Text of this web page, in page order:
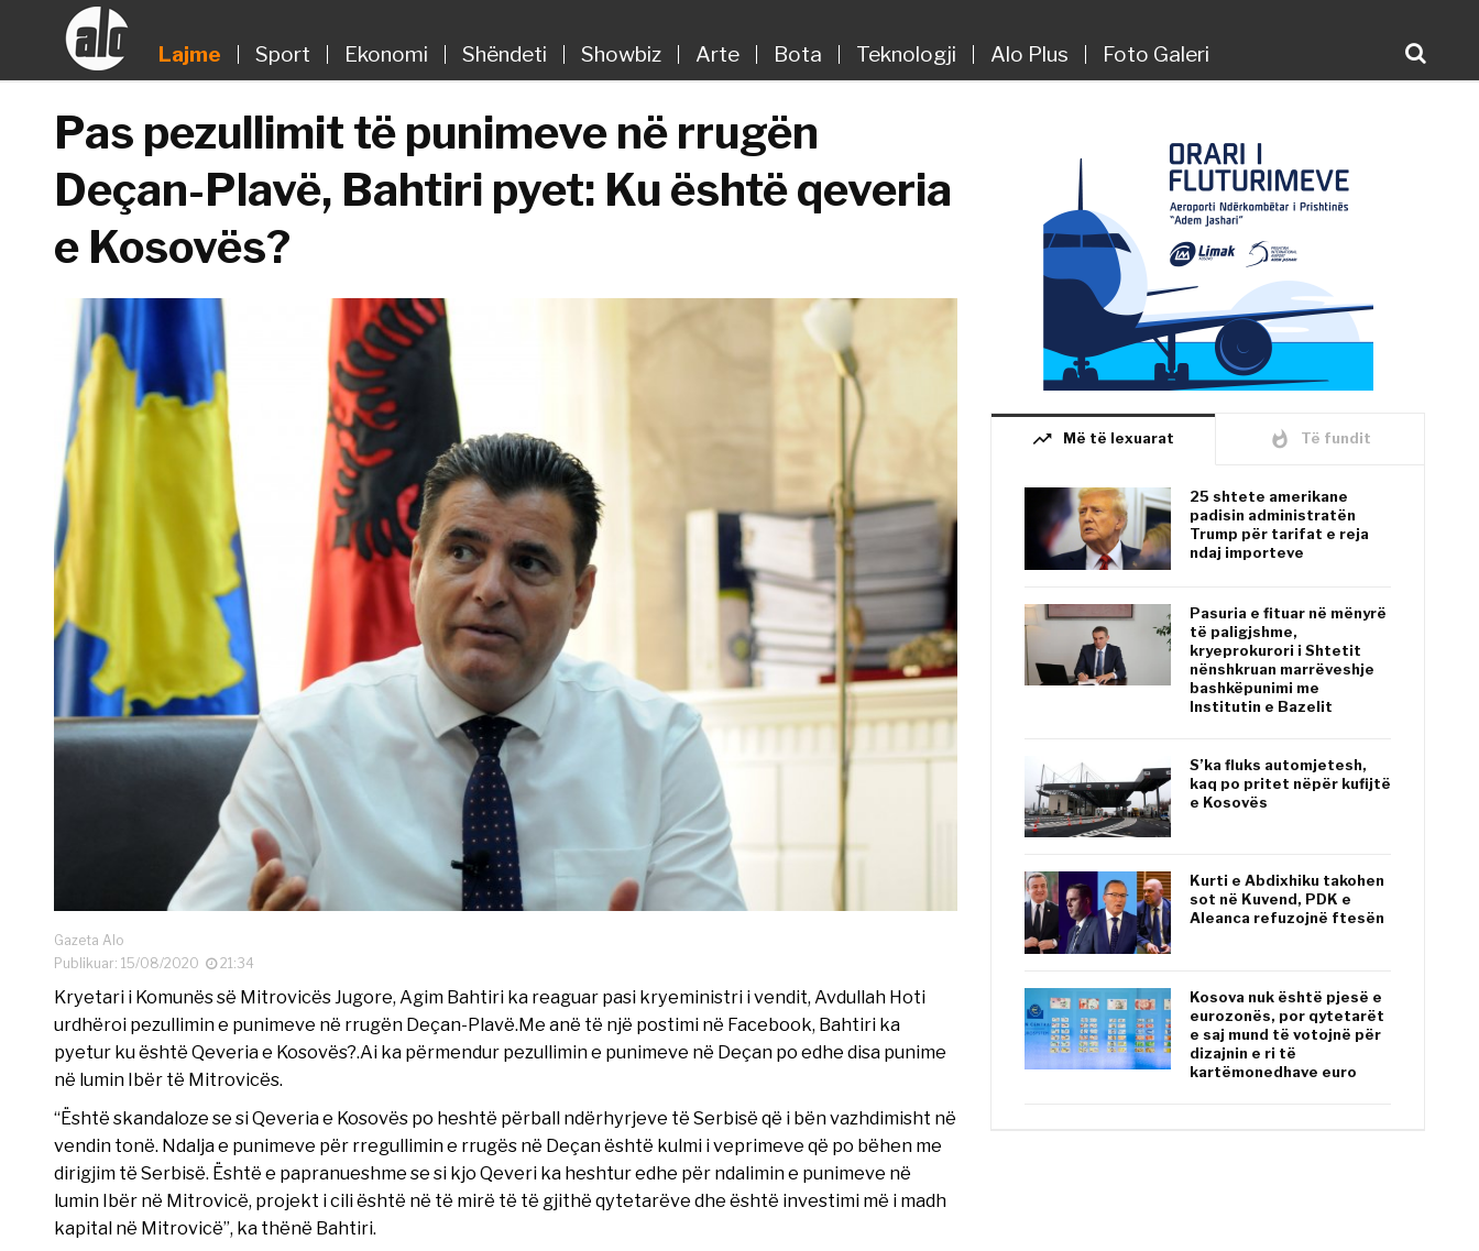
Lajme Sport Ekonomi Shëndeti Showbiz Arte Bota Teknologji Alo Plus Foto Galeri
Pas pezullimit të punimeve në rrugën
Deçan-Plavë, Bahtiri pyet: Ku është qeveria
e Kosovës?
Gazeta Alo
Publikuar: 15/08/2020
21:34
Kryetari i Komunës së Mitrovicës Jugore, Agim Bahtiri ka reaguar pasi kryeministri i vendit, Avdullah Hoti
urdhëroi pezullimin e punimeve në rrugën Deçan-Plavë.Me anë të një postimi në Facebook, Bahtiri ka
pyetur ku është Qeveria e Kosovës?.Ai ka përmendur pezullimin e punimeve në Deçan po edhe disa punime
në lumin Ibër të Mitrovicës.
“Është skandaloze se si Qeveria e Kosovës po heshtë përball ndërhyrjeve të Serbisë që i bën vazhdimisht në
vendin tonë. Ndalja e punimeve për rregullimin e rrugës në Deçan është kulmi i veprimeve që po bëhen me
dirigjim të Serbisë. Është e papranueshme se si kjo Qeveri ka heshtur edhe për ndalimin e punimeve në
lumin Ibër në Mitrovicë, projekt i cili është në të mirë të të gjithë qytetarëve dhe është investimi më i madh
kapital në Mitrovicë”, ka thënë Bahtiri.
trending_up Më të lexuarat whatshot Të fundit
25 shtete amerikane
padisin administratën
Trump për tarifat e reja
ndaj importeve
Pasuria e fituar në mënyrë
të paligjshme,
kryeprokurori i Shtetit
nënshkruan marrëveshje
bashkëpunimi me
Institutin e Bazelit
S’ka fluks automjetesh,
kaq po pritet nëpër kufijtë
e Kosovës
Kurti e Abdixhiku takohen
sot në Kuvend, PDK e
Aleanca refuzojnë ftesën
Kosova nuk është pjesë e
eurozonës, por qytetarët
e saj mund të votojnë për
dizajnin e ri të
kartëmonedhave euro